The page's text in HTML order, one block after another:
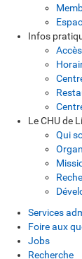
Infos
Le CHU de
Qui
Services
Foire aux
Jobs
Recherche